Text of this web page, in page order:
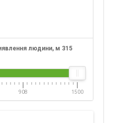
людини, м 315
908 1500